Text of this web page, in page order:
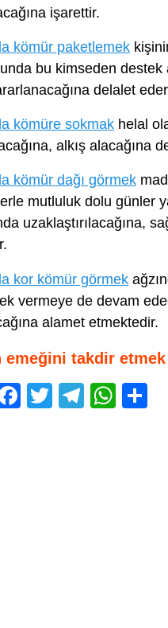
işarettir.
kömür paketlemek
bu kimseden destek
delalet
kömüre sokmak helal
alkış alacağına
kömür dağı görmek
mutluluk dolu günler
uzaklaştırılacağına,
kor kömür görmek
vermeye de devam
alamet etmektedir.
emeğini takdir etmek
F
T
T
W